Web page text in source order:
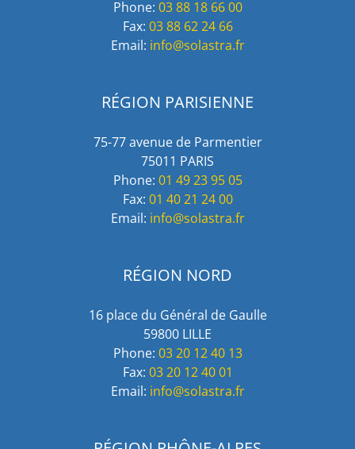
Phone: 03 88 18 66 00
Fax: 03 88 62 24 66
Email: info@solastra.fr
RÉGION PARISIENNE
75-77 avenue de Parmentier
75011 PARIS
Phone: 01 49 23 95 05
Fax: 01 40 21 24 00
Email: info@solastra.fr
RÉGION NORD
16 place du Général de Gaulle
59800 LILLE
Phone: 03 20 12 40 13
Fax: 03 20 12 40 01
Email: info@solastra.fr